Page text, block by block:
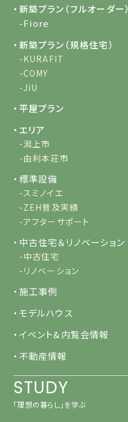
・新築プラン（フルオーダー）
-Fiore
・新築プラン（規格住宅）
-KURAFIT
-COMY
-JiU
・平屋プラン
・エリア
-潟上市
-由利本荘市
・標準設備
-スミノイエ
-ZEH普及実績
-アフターサポート
・中古住宅＆リノベーション
-中古住宅
-リノベーション
・施工事例
・モデルハウス
・イベント&内覧会情報
・不動産情報
STUDY
「理想の暮らし」を学ぶ